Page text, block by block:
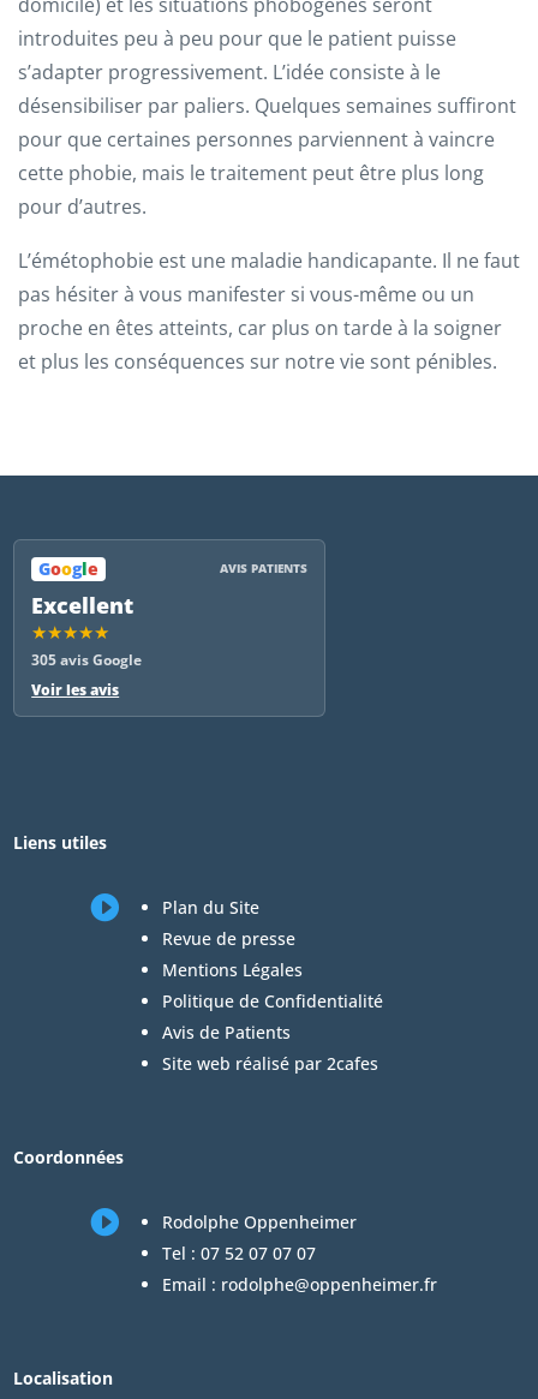
introduites peu à peu pour que le patient puisse
s’adapter progressivement. L’idée consiste à le
désensibiliser par paliers. Quelques semaines suffiront
pour que certaines personnes parviennent à vaincre
cette phobie, mais le traitement peut être plus long
pour d’autres.
L’émétophobie est une maladie handicapante. Il ne faut
pas hésiter à vous manifester si vous-même ou un
proche en êtes atteints, car plus on tarde à la soigner
et plus les conséquences sur notre vie sont pénibles.
Google AVIS PATIENTS
Excellent
★★★★★
305 avis Google
Voir les avis
Liens utiles

Plan du Site
Revue de presse
Mentions Légales
Politique de Confidentialité
Avis de Patients
Site web réalisé par 2cafes
Coordonnées

Rodolphe Oppenheimer
Tel : 07 52 07 07 07
Email : rodolphe@oppenheimer.fr
Localisation